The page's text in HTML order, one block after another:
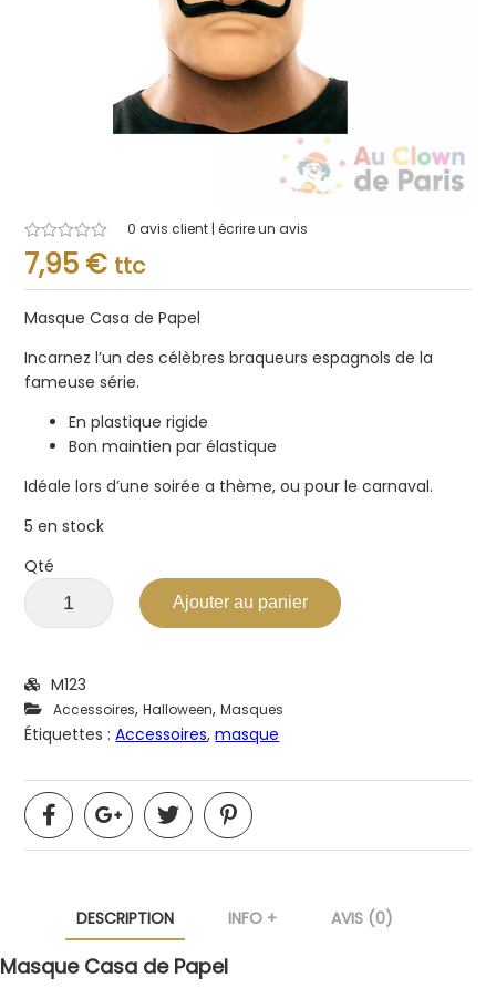
Note
0.001
sur
0 avis client | écrire un avis
7,95 € ttc
Masque Casa de Papel
Incarnez l’un des célèbres braqueurs espagnols de la
fameuse série.
En plastique rigide
Bon maintien par élastique
Idéale lors d’une soirée a thème, ou pour le carnaval.
5 en stock
Qté
Ajouter au panier
M123
Accessoires,Halloween,Masques
Étiquettes :Accessoires,masque
DESCRIPTION INFO + AVIS (0)
Masque Casa de Papel